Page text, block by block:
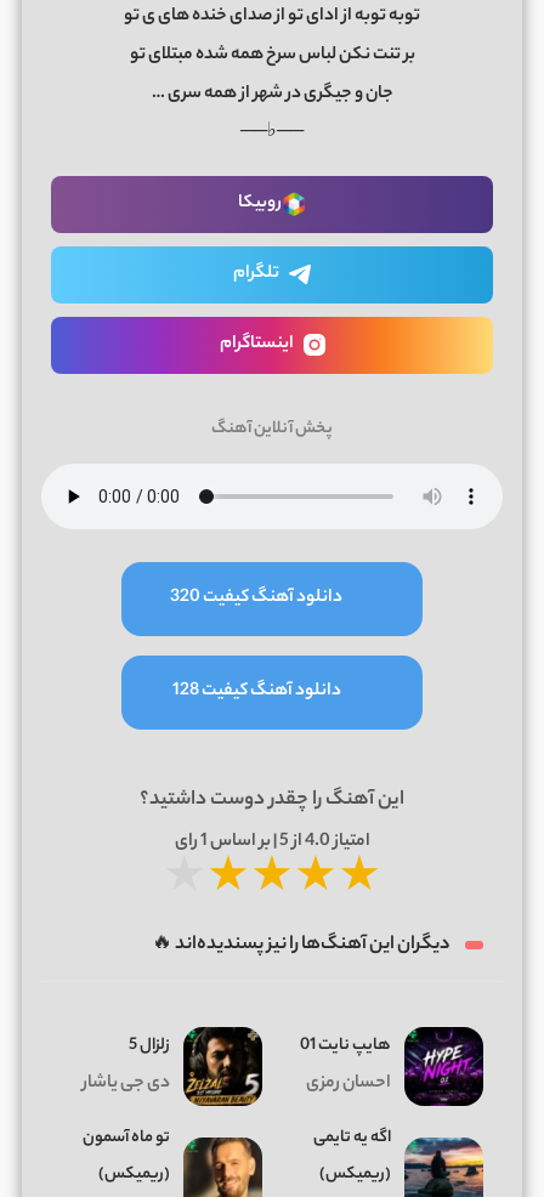
توبه توبه از ادای تو از صدای خنده های ی تو
بر تنت نکن لباس سرخ همه شده مبتلای تو
جان و جیگری در شهر از همه سری …
──♭──
روبیکا
تلگرام
اینستاگرام
پخش آنلاین آهنگ
دانلود آهنگ کیفیت 320
دانلود آهنگ کیفیت 128
این آهنگ را چقدر دوست داشتید؟
امتیاز4.0از 5 | بر اساس 1رای
★★★★
دیگران این آهنگ‌ها را نیز پسندیده‌اند 🔥
هایپ نایت 01
احسان رمزی
زلزال 5
دی جی یاشار
اگه یه تایمی
(ریمیکس)
تو ماه آسمون
(ریمیکس)